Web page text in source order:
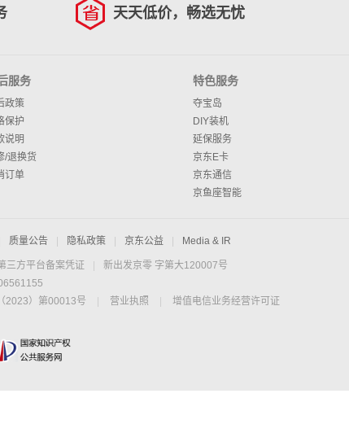
天天低价，畅选无忧
服务
政策
保护
说明
/退换货
订单
特色服务
夺宝岛
DIY装机
延保服务
京东E卡
京东通信
京鱼座智能
质量公告 隐私政策 京东公益 Media & IR
三方平台备案凭证
新出发京零 字第大120007号
2023）第00013号 营业执照
增值电信业务经营许可证